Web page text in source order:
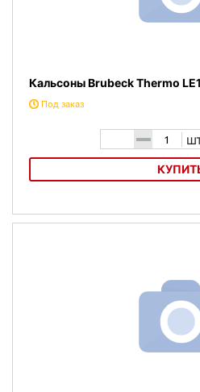
Кальсоны Brubeck Thermo
Под заказ
-
Кальсоны Brubeck Thermo LE11840